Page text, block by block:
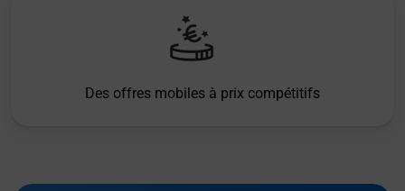
Des offres mobiles à prix compétitifs